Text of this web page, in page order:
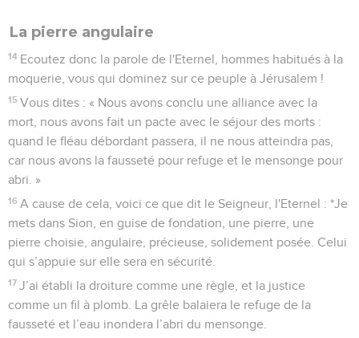
La pierre angulaire
14 Ecoutez donc la parole de l'Eternel, hommes habitués à la
moquerie, vous qui dominez sur ce peuple à Jérusalem !
15 Vous dites : « Nous avons conclu une alliance avec la
mort, nous avons fait un pacte avec le séjour des morts :
quand le fléau débordant passera, il ne nous atteindra pas,
car nous avons la fausseté pour refuge et le mensonge pour
abri. »
16 A cause de cela, voici ce que dit le Seigneur, l'Eternel : *Je
mets dans Sion, en guise de fondation, une pierre, une
pierre choisie, angulaire, précieuse, solidement posée. Celui
qui s’appuie sur elle sera en sécurité.
17 J’ai établi la droiture comme une règle, et la justice
comme un fil à plomb. La grêle balaiera le refuge de la
fausseté et l’eau inondera l’abri du mensonge.